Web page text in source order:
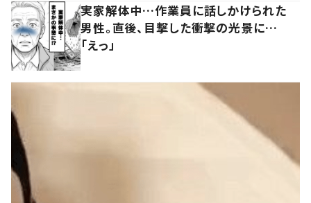
実家解体中…作業員に話しかけられた
男性。直後、目撃した衝撃の光景に…
「えっ」